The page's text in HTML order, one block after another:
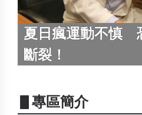
夏日瘋運動不慎
斷裂！
▋專區簡介